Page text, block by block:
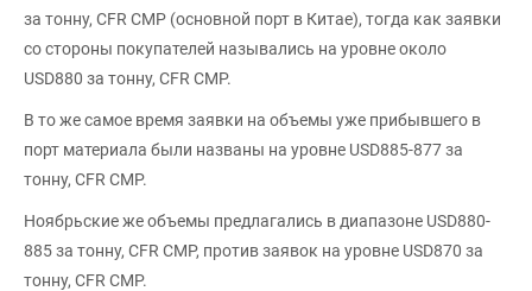
за тонну, CFR CMP (основной порт в Китае), тогда как заявки
со стороны покупателей назывались на уровне около
USD880 за тонну, CFR CMP.
В то же самое время заявки на объемы уже прибывшего в
порт материала были названы на уровне USD885-877 за
тонну, CFR CMP.
Ноябрьские же объемы предлагались в диапазоне USD880-
885 за тонну, CFR CMP, против заявок на уровне USD870 за
тонну, CFR CMP.